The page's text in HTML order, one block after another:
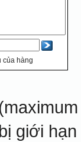
của hàng
giới